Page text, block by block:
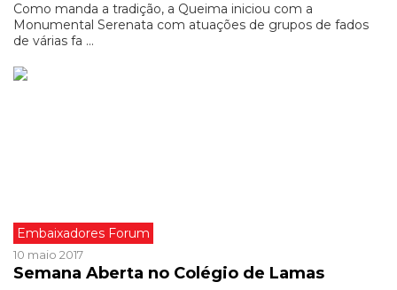
Como manda a tradição, a Queima iniciou com a
Monumental Serenata com atuações de grupos de fados
de várias fa ...
Embaixadores Forum
10 maio 2017
Semana Aberta no Colégio de Lamas